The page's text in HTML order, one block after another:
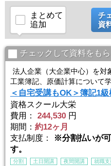
まとめて
追加
チ
資
チェックして資料をも
法人企業（大企業中心）を対
工業簿記、原価計算について
＜自宅受講もOK＞簿記1
資格スクール大栄
費用：
244,530 円
期間： 約12ヶ月
支払制度：
※分割払いが
す。
分割 土日開講 夜間開講
就職支